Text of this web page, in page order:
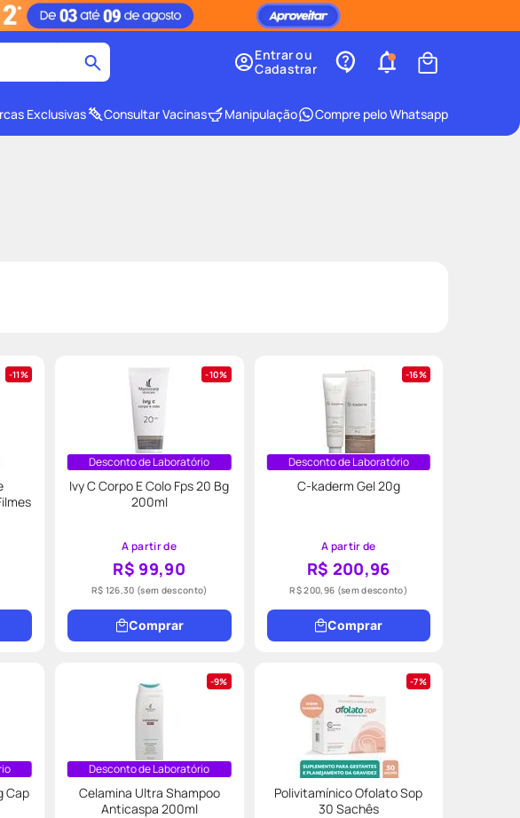
Entrar ou
Cadastrar
Exclusivas Consultar Vacinas Manipulação Compre pelo Whatsapp
11% 10%
Desconto de Laboratório
Ivy C Corpo E Colo Fps 20 Bg
200ml
A partir de
R$ 99,90
R$ 126,30 (sem desconto)
Comprar
16%
Desconto de Laboratório
C-kaderm Gel 20g
A partir de
R$ 200,96
R$ 200,96 (sem desconto)
Comprar
Cap
9%
Desconto de Laboratório
Celamina Ultra Shampoo
Anticaspa 200ml
7%
Polivitamínico Ofolato Sop
30 Sachês